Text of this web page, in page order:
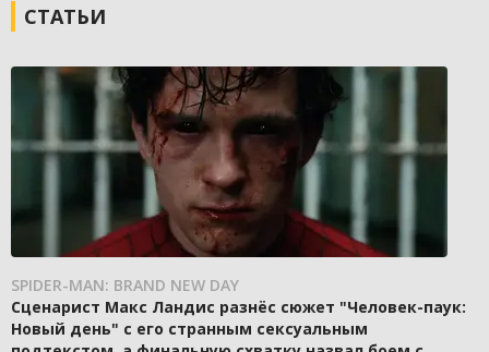
СТАТЬИ
SPIDER-MAN: BRAND NEW DAY
Сценарист Макс Ландис разнёс сюжет "Человек-паук:
Новый день" с его странным сексуальным